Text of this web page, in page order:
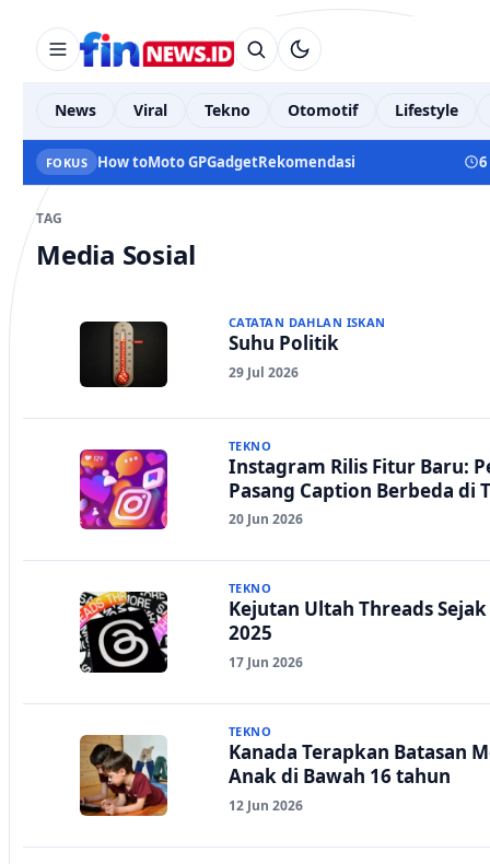
News Viral Tekno Otomotif Lifestyle
FOKUS How toMoto GPGadgetRekomendasi
TAG
Media Sosial
CATATAN DAHLAN ISKAN
Suhu Politik
29 Jul 2026
TEKNO
Instagram Rilis Fitur Baru:
Pasang Caption Berbeda di
20 Jun 2026
TEKNO
Kejutan Ultah Threads
2025
17 Jun 2026
TEKNO
Kanada Terapkan Batasan
Anak di Bawah 16 tahun
12 Jun 2026